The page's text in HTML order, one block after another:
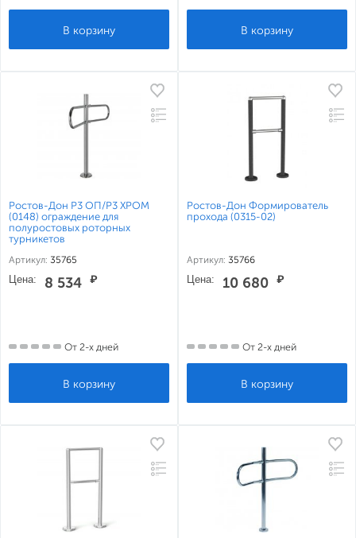
Ростов-Дон Р3 ОП/Р3 ХРОМ
(0148) ограждение для
полуростовых роторных
турникетов
Артикул: 35765
Цена: 8 534 ₽
От 2-х дней
Ростов-Дон Формирователь
прохода (0315-02)
Артикул: 35766
Цена: 10 680 ₽
От 2-х дней